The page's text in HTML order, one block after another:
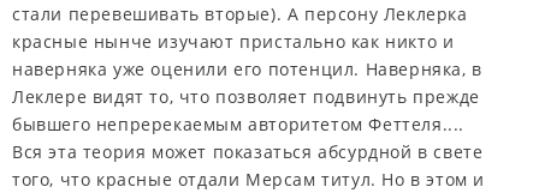
стали перевешивать вторые). А персону Леклерка
красные нынче изучают пристально как никто и
наверняка уже оценили его потенцил. Наверняка, в
Леклере видят то, что позволяет подвинуть прежде
бывшего непререкаемым авторитетом Феттеля....
Вся эта теория может показаться абсурдной в свете
того, что красные отдали Мерсам титул. Но в этом и